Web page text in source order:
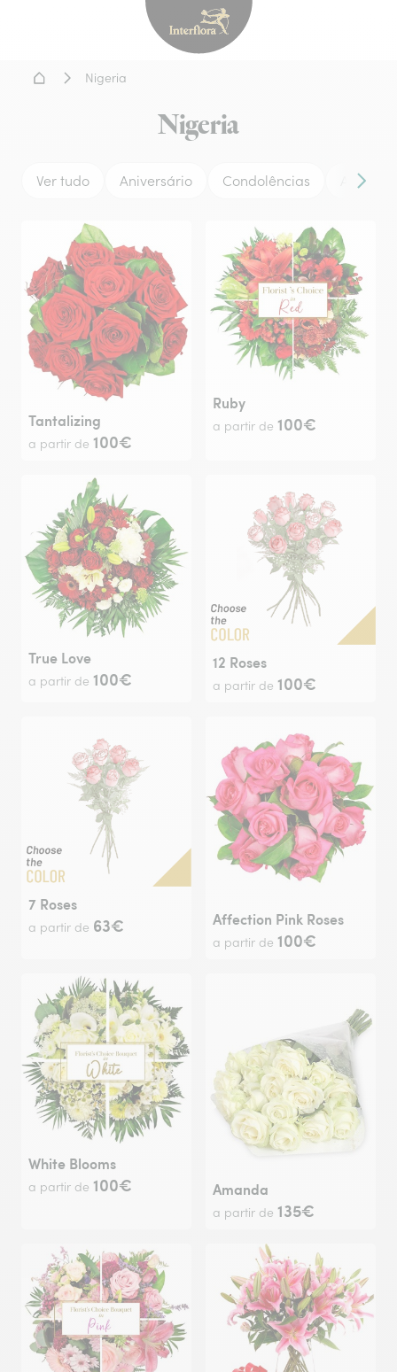
Interflora - entrega de
Home
Nigeria
Nigeria
Ver tudo Aniversário Condolências Amor
Tantalizing
a partir de 100€
Ruby
a partir de 100€
True Love
a partir de 100€
12 Roses
a partir de 100€
7 Roses
a partir de 63€ Affection Pink Roses
a partir de 100€
White Blooms
a partir de 100€ Amanda
a partir de 135€